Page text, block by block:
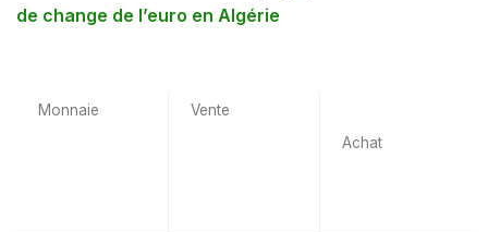
de change de l’euro en Algérie
Monnaie
Vente
Achat